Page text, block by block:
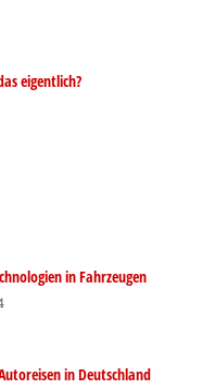
eigentlich?
in Fahrzeugen
in Deutschland